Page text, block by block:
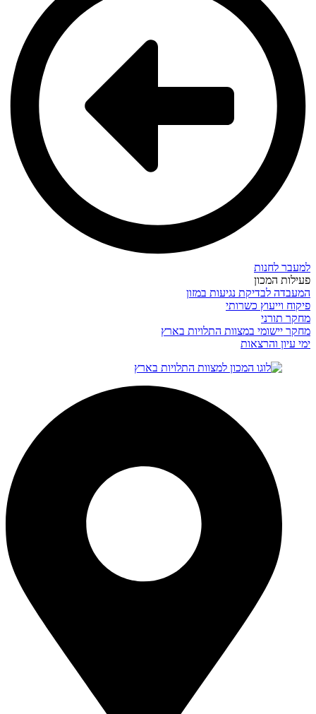
למעבר לחנות
פעילות המכון
המעבדה לבדיקת נגיעות במזון
פיקוח וייעוץ כשרותי
מחקר תורני
מחקר יישומי במצוות התלויות בארץ
ימי עיון והרצאות